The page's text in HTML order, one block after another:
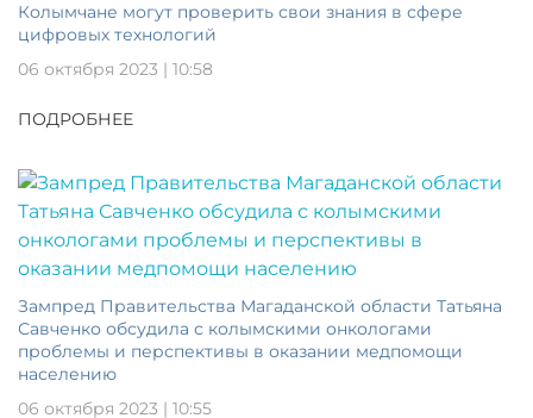
Колымчане могут проверить свои знания в сфере
цифровых технологий
06 октября 2023 | 10:58
ПОДРОБНЕЕ
Зампред Правительства Магаданской области Татьяна
Савченко обсудила с колымскими онкологами
проблемы и перспективы в оказании медпомощи
населению
06 октября 2023 | 10:55